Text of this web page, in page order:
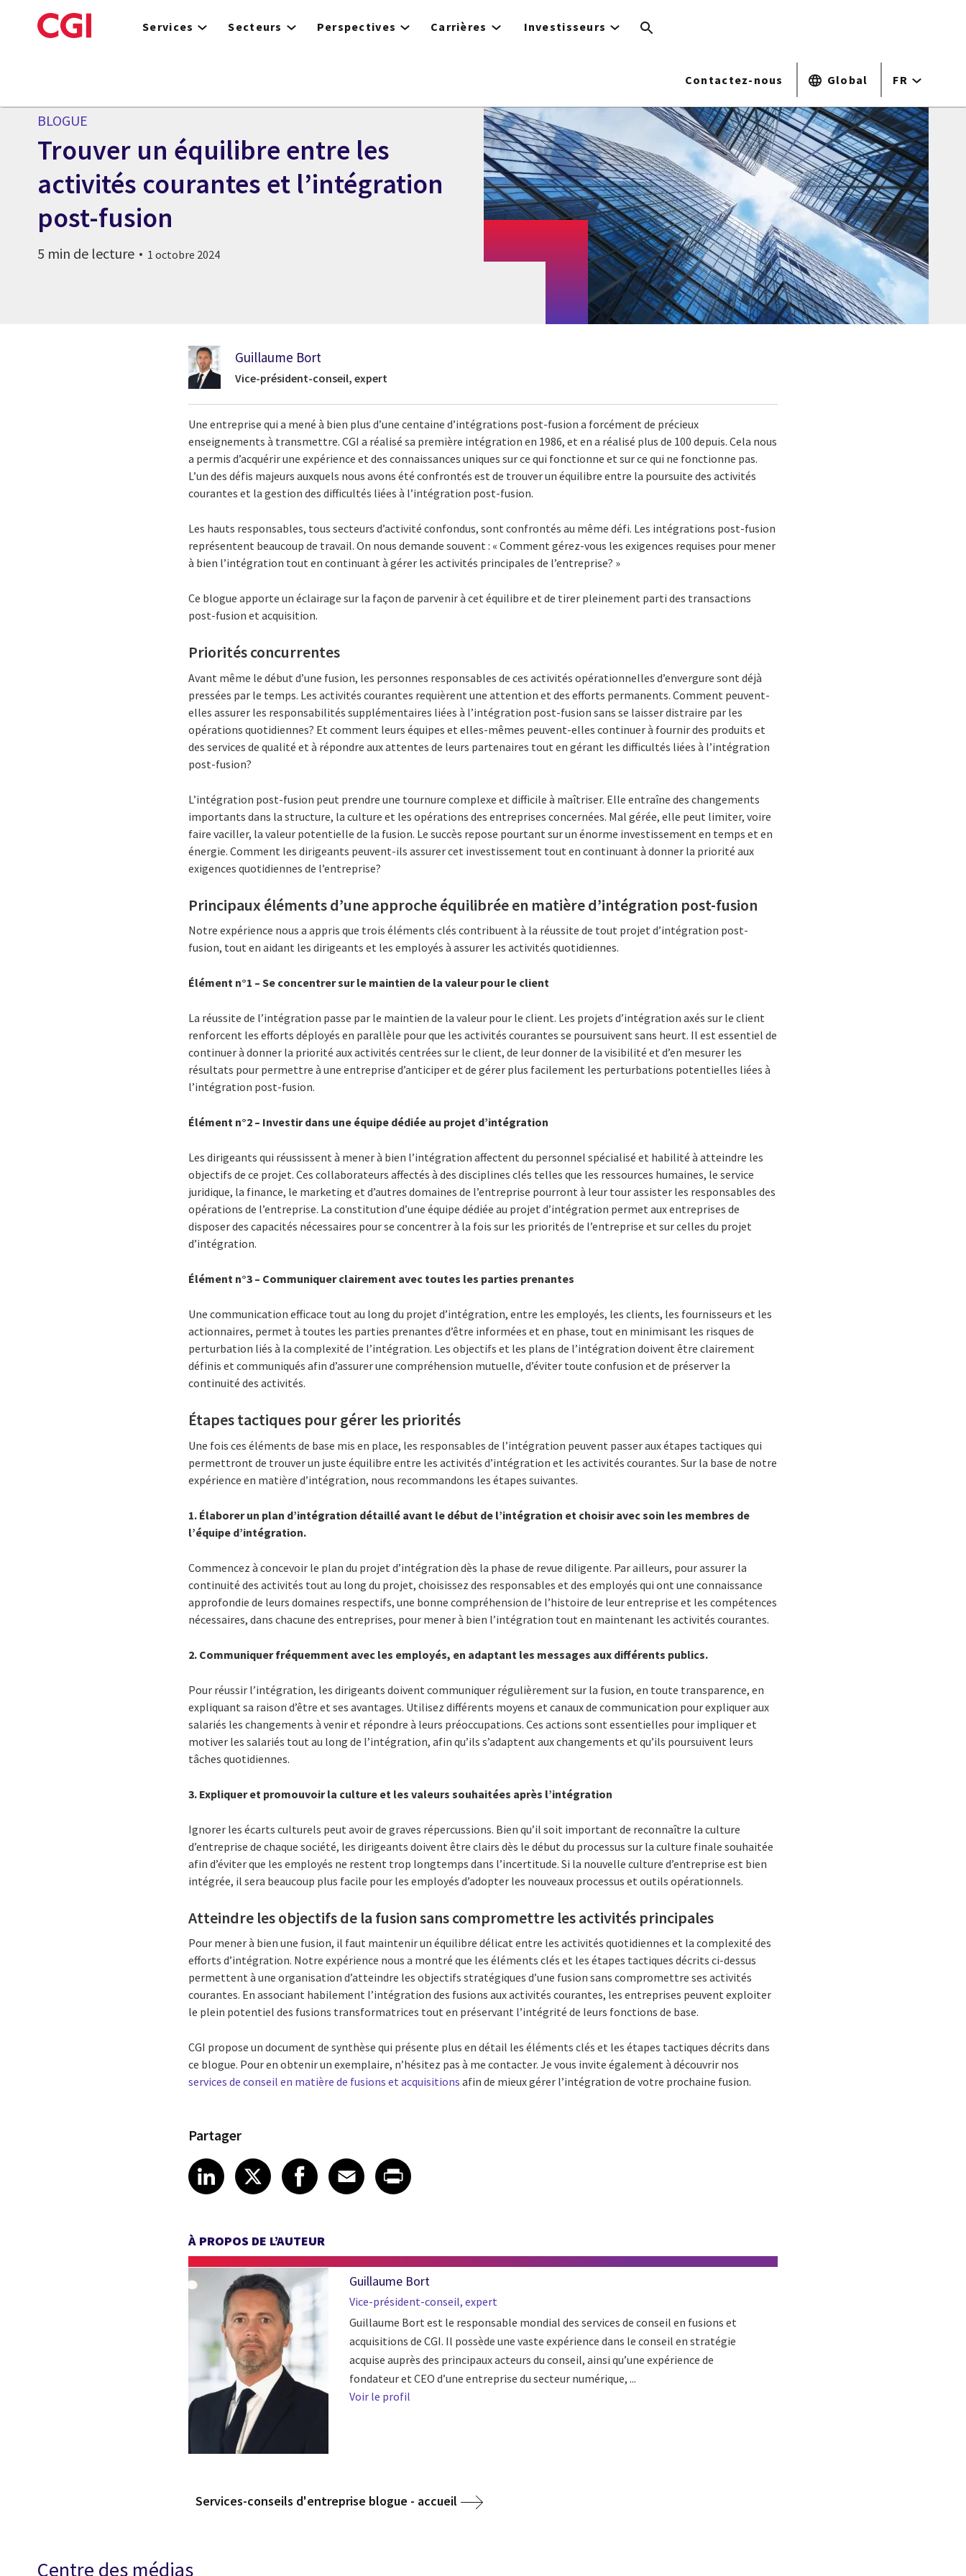
to
Services Secteurs Perspectives Carrières Investisseurs
Contactez-nous Global FR
BLOGUE
Trouver un équilibre entre les
activités courantes et l’intégration
post-fusion
5 min de lecture 1 octobre 2024
Guillaume Bort
Vice-président-conseil, expert
Une entreprise qui a mené à bien plus d’une centaine d’intégrations post-fusion a forcément de précieux
enseignements à transmettre. CGI a réalisé sa première intégration en 1986, et en a réalisé plus de 100 depuis. Cela nous
a permis d’acquérir une expérience et des connaissances uniques sur ce qui fonctionne et sur ce qui ne fonctionne pas.
L’un des défis majeurs auxquels nous avons été confrontés est de trouver un équilibre entre la poursuite des activités
courantes et la gestion des difficultés liées à l’intégration post-fusion.
Les hauts responsables, tous secteurs d’activité confondus, sont confrontés au même défi. Les intégrations post-fusion
représentent beaucoup de travail. On nous demande souvent : « Comment gérez-vous les exigences requises pour mener
à bien l’intégration tout en continuant à gérer les activités principales de l’entreprise? »
Ce blogue apporte un éclairage sur la façon de parvenir à cet équilibre et de tirer pleinement parti des transactions
post-fusion et acquisition.
Priorités concurrentes
Avant même le début d’une fusion, les personnes responsables de ces activités opérationnelles d’envergure sont déjà
pressées par le temps. Les activités courantes requièrent une attention et des efforts permanents. Comment peuvent-
elles assurer les responsabilités supplémentaires liées à l’intégration post-fusion sans se laisser distraire par les
opérations quotidiennes? Et comment leurs équipes et elles-mêmes peuvent-elles continuer à fournir des produits et
des services de qualité et à répondre aux attentes de leurs partenaires tout en gérant les difficultés liées à l’intégration
post-fusion?
L’intégration post-fusion peut prendre une tournure complexe et difficile à maîtriser. Elle entraîne des changements
importants dans la structure, la culture et les opérations des entreprises concernées. Mal gérée, elle peut limiter, voire
faire vaciller, la valeur potentielle de la fusion. Le succès repose pourtant sur un énorme investissement en temps et en
énergie. Comment les dirigeants peuvent-ils assurer cet investissement tout en continuant à donner la priorité aux
exigences quotidiennes de l’entreprise?
Principaux éléments d’une approche équilibrée en matière d’intégration post-fusion
Notre expérience nous a appris que trois éléments clés contribuent à la réussite de tout projet d’intégration post-
fusion, tout en aidant les dirigeants et les employés à assurer les activités quotidiennes.
Élément n°1 – Se concentrer sur le maintien de la valeur pour le client
La réussite de l’intégration passe par le maintien de la valeur pour le client. Les projets d’intégration axés sur le client
renforcent les efforts déployés en parallèle pour que les activités courantes se poursuivent sans heurt. Il est essentiel de
continuer à donner la priorité aux activités centrées sur le client, de leur donner de la visibilité et d’en mesurer les
résultats pour permettre à une entreprise d’anticiper et de gérer plus facilement les perturbations potentielles liées à
l’intégration post-fusion.
Élément n°2 – Investir dans une équipe dédiée au projet d’intégration
Les dirigeants qui réussissent à mener à bien l’intégration affectent du personnel spécialisé et habilité à atteindre les
objectifs de ce projet. Ces collaborateurs affectés à des disciplines clés telles que les ressources humaines, le service
juridique, la finance, le marketing et d’autres domaines de l’entreprise pourront à leur tour assister les responsables des
opérations de l’entreprise. La constitution d’une équipe dédiée au projet d’intégration permet aux entreprises de
disposer des capacités nécessaires pour se concentrer à la fois sur les priorités de l’entreprise et sur celles du projet
d’intégration.
Élément n°3 – Communiquer clairement avec toutes les parties prenantes
Une communication efficace tout au long du projet d’intégration, entre les employés, les clients, les fournisseurs et les
actionnaires, permet à toutes les parties prenantes d’être informées et en phase, tout en minimisant les risques de
perturbation liés à la complexité de l’intégration. Les objectifs et les plans de l’intégration doivent être clairement
définis et communiqués afin d’assurer une compréhension mutuelle, d’éviter toute confusion et de préserver la
continuité des activités.
Étapes tactiques pour gérer les priorités
Une fois ces éléments de base mis en place, les responsables de l’intégration peuvent passer aux étapes tactiques qui
permettront de trouver un juste équilibre entre les activités d’intégration et les activités courantes. Sur la base de notre
expérience en matière d’intégration, nous recommandons les étapes suivantes.
1. Élaborer un plan d’intégration détaillé avant le début de l’intégration et choisir avec soin les membres de
l’équipe d’intégration.
Commencez à concevoir le plan du projet d’intégration dès la phase de revue diligente. Par ailleurs, pour assurer la
continuité des activités tout au long du projet, choisissez des responsables et des employés qui ont une connaissance
approfondie de leurs domaines respectifs, une bonne compréhension de l’histoire de leur entreprise et les compétences
nécessaires, dans chacune des entreprises, pour mener à bien l’intégration tout en maintenant les activités courantes.
2. Communiquer fréquemment avec les employés, en adaptant les messages aux différents publics.
Pour réussir l’intégration, les dirigeants doivent communiquer régulièrement sur la fusion, en toute transparence, en
expliquant sa raison d’être et ses avantages. Utilisez différents moyens et canaux de communication pour expliquer aux
salariés les changements à venir et répondre à leurs préoccupations. Ces actions sont essentielles pour impliquer et
motiver les salariés tout au long de l’intégration, afin qu’ils s’adaptent aux changements et qu’ils poursuivent leurs
tâches quotidiennes.
3. Expliquer et promouvoir la culture et les valeurs souhaitées après l’intégration
Ignorer les écarts culturels peut avoir de graves répercussions. Bien qu’il soit important de reconnaître la culture
d’entreprise de chaque société, les dirigeants doivent être clairs dès le début du processus sur la culture finale souhaitée
afin d’éviter que les employés ne restent trop longtemps dans l’incertitude. Si la nouvelle culture d’entreprise est bien
intégrée, il sera beaucoup plus facile pour les employés d’adopter les nouveaux processus et outils opérationnels.
Atteindre les objectifs de la fusion sans compromettre les activités principales
Pour mener à bien une fusion, il faut maintenir un équilibre délicat entre les activités quotidiennes et la complexité des
efforts d’intégration. Notre expérience nous a montré que les éléments clés et les étapes tactiques décrits ci-dessus
permettent à une organisation d’atteindre les objectifs stratégiques d’une fusion sans compromettre ses activités
courantes. En associant habilement l’intégration des fusions aux activités courantes, les entreprises peuvent exploiter
le plein potentiel des fusions transformatrices tout en préservant l’intégrité de leurs fonctions de base.
CGI propose un document de synthèse qui présente plus en détail les éléments clés et les étapes tactiques décrits dans
ce blogue. Pour en obtenir un exemplaire, n’hésitez pas à me contacter. Je vous invite également à découvrir nos
services de conseil en matière de fusions et acquisitions afin de mieux gérer l’intégration de votre prochaine fusion.
Partager
Share article on LinkedIn
LinkedIn
Share article on X
XShare article on Facebook
Facebook
Share article on Email
Email
Share article on Print
À PROPOS DE L’AUTEUR
Guillaume Bort
Vice-président-conseil, expert
Guillaume Bort est le responsable mondial des services de conseil en fusions et
acquisitions de CGI. Il possède une vaste expérience dans le conseil en stratégie
acquise auprès des principaux acteurs du conseil, ainsi qu’une expérience de
fondateur et CEO d’une entreprise du secteur numérique, ...
Voir le profil
Services-conseils d'entreprise blogue - accueil
Centre des médias